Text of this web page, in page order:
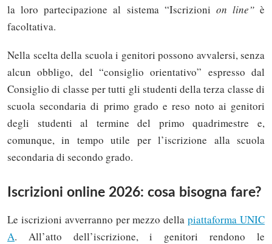
la loro partecipazione al sistema “Iscrizioni on line” è
facoltativa.
Nella scelta della scuola i genitori possono avvalersi, senza
alcun obbligo, del “consiglio orientativo” espresso dal
Consiglio di classe per tutti gli studenti della terza classe di
scuola secondaria di primo grado e reso noto ai genitori
degli studenti al termine del primo quadrimestre e,
comunque, in tempo utile per l’iscrizione alla scuola
secondaria di secondo grado.
Iscrizioni online 2026: cosa bisogna fare?
Le iscrizioni avverranno per mezzo dellapiattaforma UNIC
A. All’atto dell’iscrizione, i genitori rendono le